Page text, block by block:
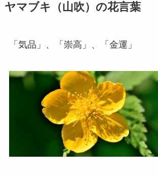
ヤマブキ（山吹）の花言葉
「気品」、「崇高」、「金運」